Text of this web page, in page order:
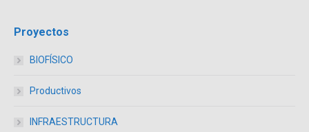
Proyectos
BIOFÍSICO
Productivos
INFRAESTRUCTURA